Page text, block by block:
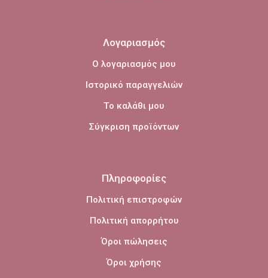
Λογαριασμός
Ο λογαριασμός μου
Ιστορικό παραγγελιών
Το καλάθι μου
Σύγκριση προϊόντων
Πληροφορίες
Πολιτική επιστροφών
Πολιτική απορρήτου
Όροι πώλησεις
Όροι χρήσης